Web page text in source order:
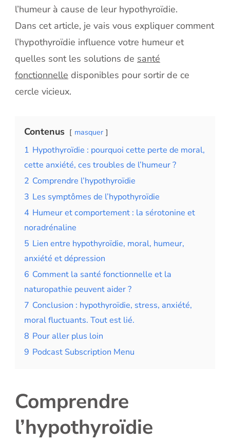
l’humeur à cause de leur hypothyroïdie.
Dans cet article, je vais vous expliquer comment
l’hypothyroïdie influence votre humeur et
quelles sont les solutions de santé
fonctionnelle disponibles pour sortir de ce
cercle vicieux.
Contenus masquer
1 Hypothyroïdie : pourquoi cette perte de moral,
cette anxiété, ces troubles de l’humeur ?
2 Comprendre l’hypothyroïdie
3 Les symptômes de l’hypothyroïdie
4 Humeur et comportement : la sérotonine et
noradrénaline
5 Lien entre hypothyroïdie, moral, humeur,
anxiété et dépression
6 Comment la santé fonctionnelle et la
naturopathie peuvent aider ?
7 Conclusion : hypothyroïdie, stress, anxiété,
moral fluctuants. Tout est lié.
8 Pour aller plus loin
9 Podcast Subscription Menu
Comprendre
l’hypothyroïdie